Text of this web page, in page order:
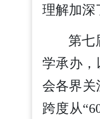
理解加深
第七
学承办，
会各界关
跨度从